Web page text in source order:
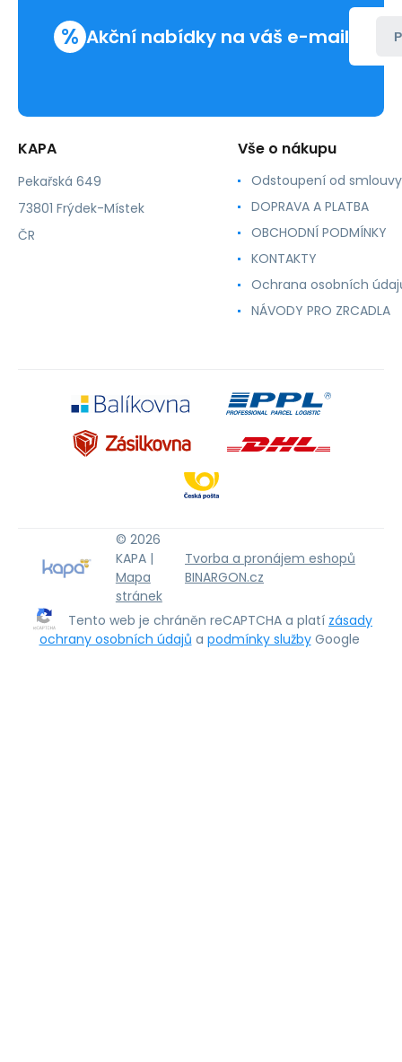
% Akční nabídky na váš e-mail
KAPA
Pekařská 649
73801 Frýdek-Místek
ČR
Vše o nákupu
Odstoupení od smlouvy
DOPRAVA A PLATBA
OBCHODNÍ PODMÍNKY
KONTAKTY
Ochrana osobních
NÁVODY PRO ZRCADLA
© 2026
KAPA |
Mapa
stránek
Tvorba a pronájem eshopů
BINARGON.cz
Tento web je chráněn reCAPTCHA a platí zásady
ochrany osobních údajů a podmínky služby Google